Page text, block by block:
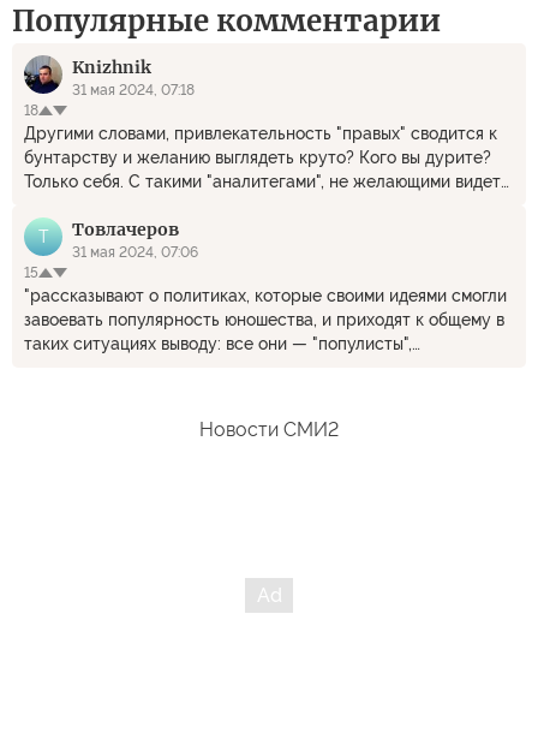
Популярные комментарии
Knizhnik
31 мая 2024, 07:18
18
Другими словами, привлекательность "правых" сводится к
бунтарству и желанию выглядеть круто? Кого вы дурите?
Только себя. С такими "аналитегами", не желающими видеть
Т Товлачеров
31 мая 2024, 07:06
15
"рассказывают о политиках, которые своими идеями смогли
завоевать популярность юношества, и приходят к общему в
таких ситуациях выводу: все они — "популисты",
пиндосовских интересов.Новости СМИ2